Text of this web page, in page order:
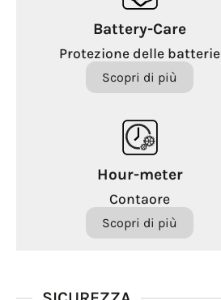
Battery-Care
Protezione delle batterie
Scopri di più
Hour-meter
Contaore
Scopri di più